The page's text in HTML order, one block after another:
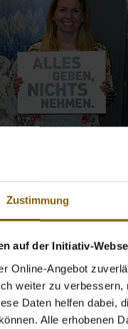
Zustimmung
auf der Initiativ-
Online-Angebot
weiter zu
Daten helfen dabei,
Alle erhobenen